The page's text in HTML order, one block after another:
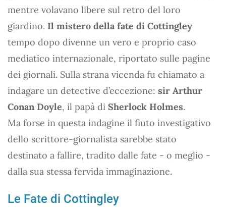
mentre volavano libere sul retro del loro
giardino. Il mistero della fate di Cottingley
tempo dopo divenne un vero e proprio caso
mediatico internazionale, riportato sulle pagine
dei giornali. Sulla strana vicenda fu chiamato a
indagare un detective d’eccezione: sir Arthur
Conan Doyle, il papà di Sherlock Holmes.
Ma forse in questa indagine il fiuto investigativo
dello scrittore-giornalista sarebbe stato
destinato a fallire, tradito dalle fate - o meglio -
dalla sua stessa fervida immaginazione.
Le Fate di Cottingley